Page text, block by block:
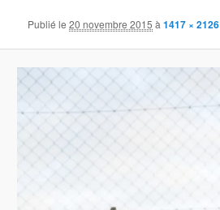
Publié le20 novembre 2015 à1417 × 2126